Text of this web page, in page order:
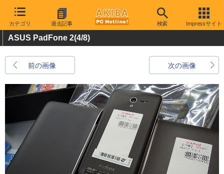
カテゴリ 過去記事 検索 Impressサイト
ASUS PadFone 2(4/8)
前の画像 次の画像